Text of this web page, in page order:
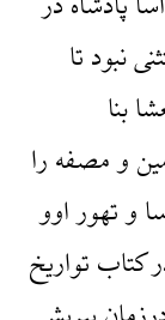
نبود تا
بنا
و مصفه را
و تهور اوو
کتاب تواریخ